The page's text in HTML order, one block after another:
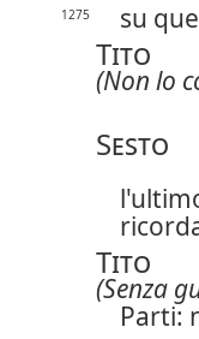
1275 su
Tito
(Non lo
Sesto
Tito
(Senza
Parti: